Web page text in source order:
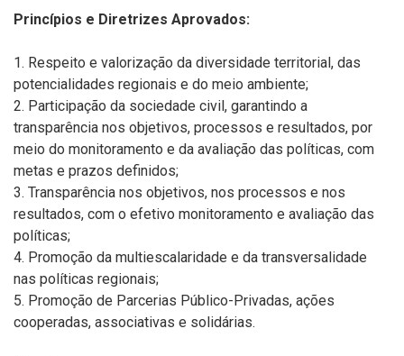
Princípios e Diretrizes Aprovados:
1. Respeito e valorização da diversidade territorial, das
potencialidades regionais e do meio ambiente;
2. Participação da sociedade civil, garantindo a
transparência nos objetivos, processos e resultados, por
meio do monitoramento e da avaliação das políticas, com
metas e prazos definidos;
3. Transparência nos objetivos, nos processos e nos
resultados, com o efetivo monitoramento e avaliação das
políticas;
4. Promoção da multiescalaridade e da transversalidade
nas políticas regionais;
5. Promoção de Parcerias Público-Privadas, ações
cooperadas, associativas e solidárias.